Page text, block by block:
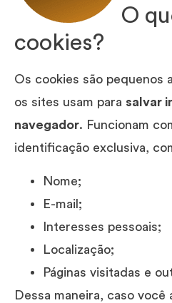
O
cookies?
Os cookies são pequenos
os sites usam para salvar
navegador. Funcionam
identificação exclusiva,
Nome;
E-mail;
Interesses pessoais;
Localização;
Páginas visitadas e
Dessa maneira, caso você